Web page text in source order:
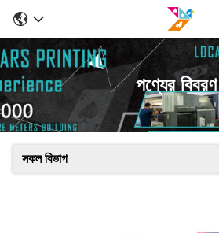
পণ্যের বিবরণ
সকল বিভাগ